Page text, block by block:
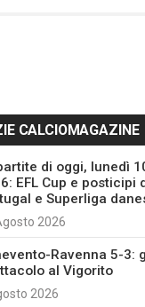
CALCIOMAGAZINE
di oggi, lunedì
EFL Cup e posticipi
e Superliga
2026
Ravenna 5-3:
al Vigorito
2026